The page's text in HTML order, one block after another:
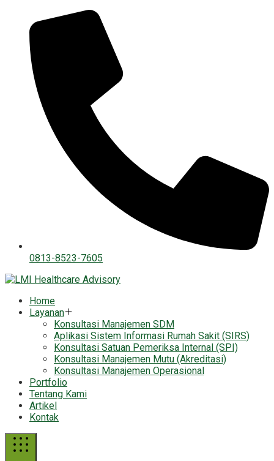
0813-8523-7605
Home
Layanan
Konsultasi Manajemen SDM
Aplikasi Sistem Informasi Rumah Sakit (SIRS)
Konsultasi Satuan Pemeriksa Internal (SPI)
Konsultasi Manajemen Mutu (Akreditasi)
Konsultasi Manajemen Operasional
Portfolio
Tentang Kami
Artikel
Kontak